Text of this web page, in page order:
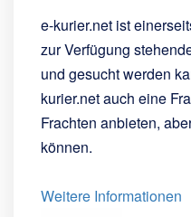
e-kurier.net ist
zur Verfügung
und gesucht werden
kurier.net auch eine
Frachten anbieten,
können.
Weitere Informationen